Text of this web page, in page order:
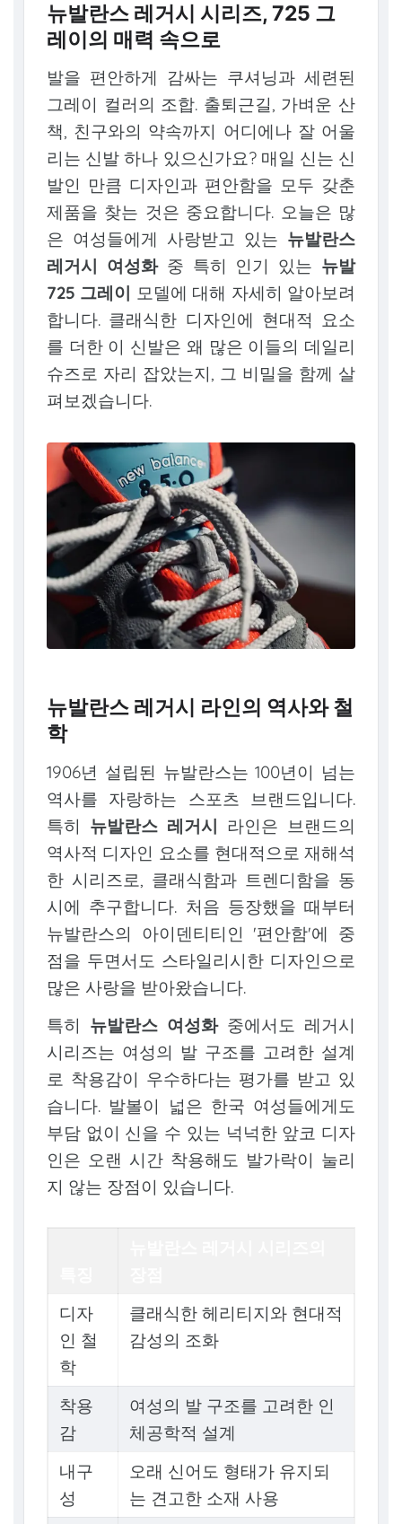
뉴발란스 레거시 시리즈, 725 그
레이의 매력 속으로
발을 편안하게 감싸는 쿠셔닝과 세련된
그레이 컬러의 조합. 출퇴근길, 가벼운 산
책, 친구와의 약속까지 어디에나 잘 어울
리는 신발 하나 있으신가요? 매일 신는 신
발인 만큼 디자인과 편안함을 모두 갖춘
제품을 찾는 것은 중요합니다. 오늘은 많
은 여성들에게 사랑받고 있는 뉴발란스
레거시 여성화중 특히 인기 있는 뉴발
725 그레이 모델에 대해 자세히 알아보려
합니다. 클래식한 디자인에 현대적 요소
를 더한 이 신발은 왜 많은 이들의 데일리
슈즈로 자리 잡았는지, 그 비밀을 함께 살
펴보겠습니다.
뉴발란스 레거시 라인의 역사와 철
학
1906년 설립된 뉴발란스는 100년이 넘는
역사를 자랑하는 스포츠 브랜드입니다.
특히 뉴발란스 레거시 라인은 브랜드의
역사적 디자인 요소를 현대적으로 재해석
한 시리즈로, 클래식함과 트렌디함을 동
시에 추구합니다. 처음 등장했을 때부터
뉴발란스의 아이덴티티인 '편안함'에 중
점을 두면서도 스타일리시한 디자인으로
많은 사랑을 받아왔습니다.
특히 뉴발란스 여성화중에서도 레거시
시리즈는 여성의 발 구조를 고려한 설계
로 착용감이 우수하다는 평가를 받고 있
습니다. 발볼이 넓은 한국 여성들에게도
부담 없이 신을 수 있는 넉넉한 앞코 디자
인은 오랜 시간 착용해도 발가락이 눌리
지 않는 장점이 있습니다.
디자
인 철
학
클래식한 헤리티지와 현대적
감성의 조화
착용
감
여성의 발 구조를 고려한 인
체공학적 설계
내구
성
오래 신어도 형태가 유지되
는 견고한 소재 사용